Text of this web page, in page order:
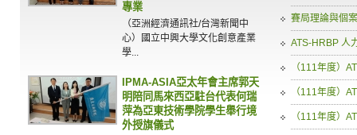
專業
（亞洲經濟通訊社/台灣新聞中
心）國立中興大學文化創意產業
學...
IPMA-ASIA亞太年會主席郭天
明陪同馬來西亞駐台代表何瑞
萍為亞東技術學院學生舉行境
外授旗儀式
賽局理論與個
ATS-HRBP 人
（111年度）
（111年度）
（111年度）